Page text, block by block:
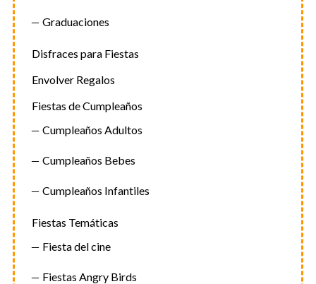
Graduaciones
Disfraces para Fiestas
Envolver Regalos
Fiestas de Cumpleaños
Cumpleaños Adultos
Cumpleaños Bebes
Cumpleaños Infantiles
Fiestas Temáticas
Fiesta del cine
Fiestas Angry Birds